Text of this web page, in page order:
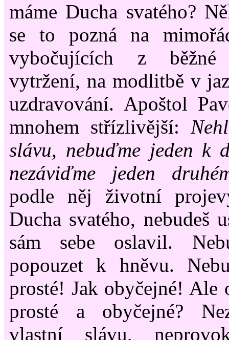
máme Ducha svatého?
se to pozná na
vybočujících z běžné
vytržení, na modlitbě v
uzdravování. Apoštol
mnohem střízlivější:
slávu, nebuďme jeden k
nezáviďme jeden
podle něj životní
Ducha svatého, nebudeš
sám sebe oslavil.
popouzet k hněvu.
prosté! Jak obyčejné! Ale
prosté a obyčejné?
vlastní slávu,